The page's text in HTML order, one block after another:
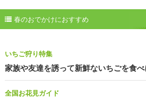
春のおでかけにおすすめ
いちご狩り特集
家族や友達を誘って新鮮ないちごを食べ
全国お花見ガイド